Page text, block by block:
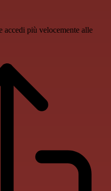
accedi più velocemente alle